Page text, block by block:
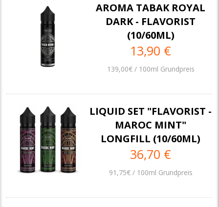
AROMA TABAK ROYAL
DARK - FLAVORIST
(10/60ML)
13,90 €
139,00€ / 100ml Grundpreis
LIQUID SET "FLAVORIST -
MAROC MINT"
LONGFILL (10/60ML)
36,70 €
91,75€ / 100ml Grundpreis